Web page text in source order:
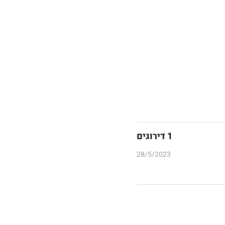
1 דירוגים
28/5/2023